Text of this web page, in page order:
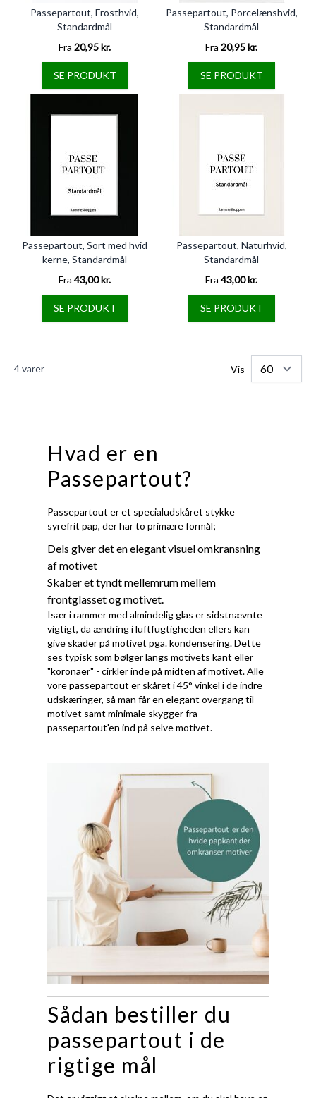
Passepartout, Frosthvid,
Standardmål
Fra 20,95 kr.
SE PRODUKT
Passepartout, Porcelænshvid,
Standardmål
Fra 20,95 kr.
SE PRODUKT
Passepartout, Sort med hvid
kerne, Standardmål
Fra 43,00 kr.
SE PRODUKT
Passepartout, Naturhvid,
Standardmål
Fra 43,00 kr.
SE PRODUKT
4varer Vis
Hvad er en
Passepartout?
Passepartout er et specialudskåret stykke
syrefrit pap, der har to primære formål;
Dels giver det en elegant visuel omkransning
af motivet
Skaber et tyndt mellemrum mellem
frontglasset og motivet.
Især i rammer med almindelig glas er sidstnævnte
vigtigt, da ændring i luftfugtigheden ellers kan
give skader på motivet pga. kondensering. Dette
ses typisk som bølger langs motivets kant eller
"koronaer" - cirkler inde på midten af motivet. Alle
vore passepartout er skåret i 45° vinkel i de indre
udskæringer, så man får en elegant overgang til
motivet samt minimale skygger fra
passepartout'en ind på selve motivet.
Sådan bestiller du
passepartout i de
rigtige mål